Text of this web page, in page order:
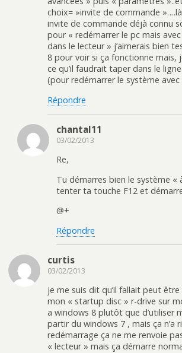
choix= »invite de commande
invite de commande déjà connu
pour « redémarrer le pc mais
dans le lecteur » j’aimerais bien
8 pour voir si ça fonctionne mais,
ce qu’il faudrait taper dans le
(pour redémarrer le système
Répondre
chantal11
03/02/2013
Re,
Tu démarres bien le système «
tenter ta touche F12 et
@+
Répondre
curtis
03/02/2013
je me suis dit qu’il fallait peut
mon « startup disc » r-drive sur
a windows 8 plutôt que d’utiliser
partir du windows 7 , mais ça n’a
redémarrage ça ne me renvoie
« lecteur » mais ça démarre